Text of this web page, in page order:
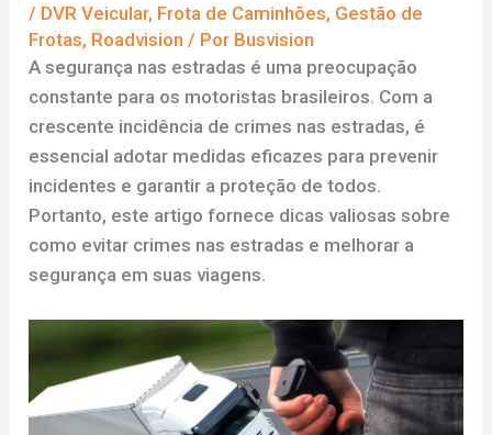
/ DVR Veicular, Frota de Caminhões, Gestão de
Frotas, Roadvision / Por Busvision
A segurança nas estradas é uma preocupação
constante para os motoristas brasileiros. Com a
crescente incidência de crimes nas estradas, é
essencial adotar medidas eficazes para prevenir
incidentes e garantir a proteção de todos.
Portanto, este artigo fornece dicas valiosas sobre
como evitar crimes nas estradas e melhorar a
segurança em suas viagens.